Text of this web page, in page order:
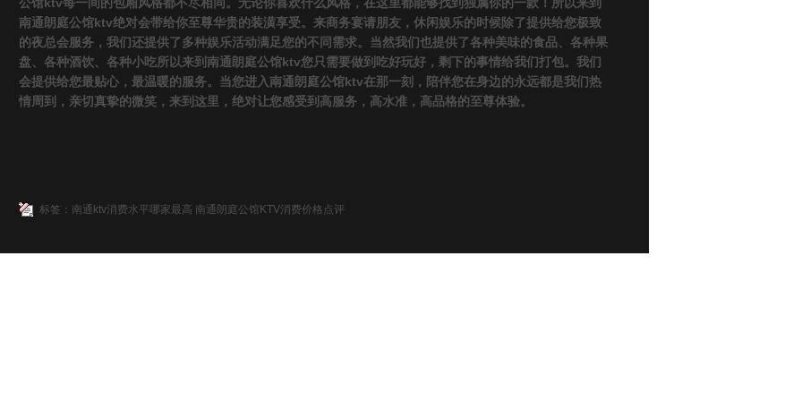
南通朗庭公馆ktv绝对会带给你至尊华贵的装潢享受。来商务宴请朋友，休闲娱乐的时候除了提供给您极致
的夜总会服务，我们还提供了多种娱乐活动满足您的不同需求。当然我们也提供了各种美味的食品、各种果
盘、各种酒饮、各种小吃所以来到南通朗庭公馆ktv您只需要做到吃好玩好，剩下的事情给我们打包。我们
会提供给您最贴心，最温暖的服务。当您进入南通朗庭公馆ktv在那一刻，陪伴您在身边的永远都是我们热
情周到，亲切真挚的微笑，来到这里，绝对让您感受到高服务，高水准，高品格的至尊体验。
标签： 南通ktv消费水平哪家最高 南通朗庭公馆KTV消费价格点评